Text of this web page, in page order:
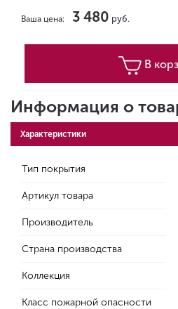
Ваша цена: 3 480 руб.
В
Информация о
Характеристики
Тип покрытия
Артикул товара
Производитель
Страна производства
Коллекция
Класс пожарной опасности